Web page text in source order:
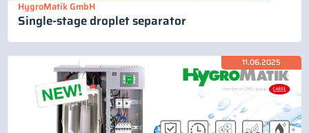
HygroMatik GmbH
Single-stage droplet separator
11.06.2025